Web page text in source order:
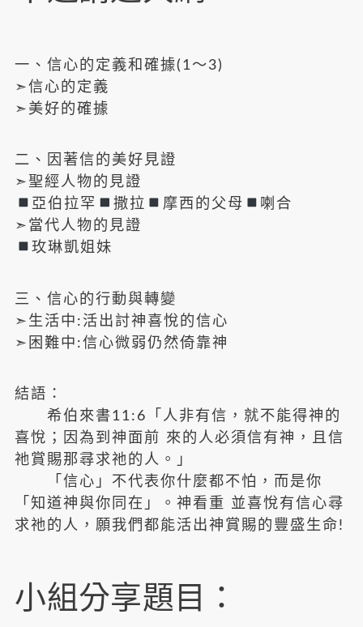
一、信心的定義和確據(1～3)
➣信心的定義
➣美好的確據
二、因著信的美好見證
➣聖經人物的見證
亞伯拉罕
撒拉 摩西的父母
喇合
➣當代人物的見證
玫琳凱姐妹
三、信心的行動與轉變
➣生活中:活出討神喜悅的信心
➣困難中:信心微弱仍然倚靠神
結語：
希伯來書11:6「人非有信，就不能得神的
喜悅；因為到神面前 來的人必須信有神，且信
祂賞賜那尋求祂的人。」
「信心」不代表你什麼都不怕，而是你
「知道神與你同在」。神看重 並喜悅有信心尋
求祂的人，願我們都能活出神賞賜的豐盛生命!
小組分享題目：